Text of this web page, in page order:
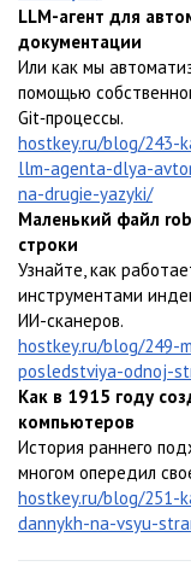
LLM-агент для
документации
Или как мы
помощью
Git‑процессы.
hostkey.ru/blog/243-
llm-agenta-dlya-
na-drugie-yazyki/
Маленький файл
строки
Узнайте, как
инструментами
ИИ-сканеров.
hostkey.ru/blog/
posledstviya-odnoj-
Как в 1915 году
компьютеров
История раннего
многом опередил
hostkey.ru/blog/251-
dannykh-na-vsyu-